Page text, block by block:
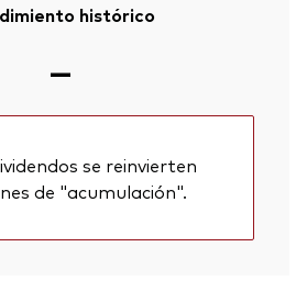
histórico
—
se reinvierten
de "acumulación".